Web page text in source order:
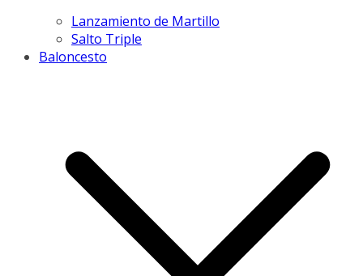
Lanzamiento de Martillo
Salto Triple
Baloncesto